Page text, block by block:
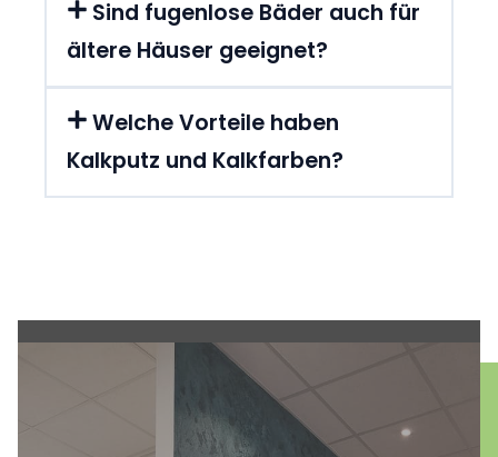
Sind fugenlose Bäder auch für
ältere Häuser geeignet?
Welche Vorteile haben
Kalkputz und Kalkfarben?